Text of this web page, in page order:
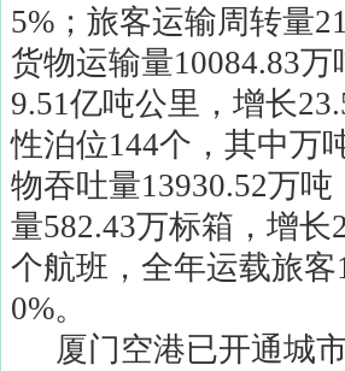
5% ；旅客运输周转量
货物运输量10084.83万
9.51亿吨公里，增长
性泊位144个，其中万
物吞吐量13930.52万吨
量582.43万标箱，增长
个航班，全年运载旅客
0%。
厦门空港已开通城